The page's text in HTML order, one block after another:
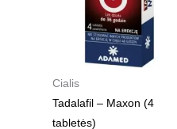
Cialis
Tadalafil – Maxon (4
tabletės)
€24.00.€21.00.